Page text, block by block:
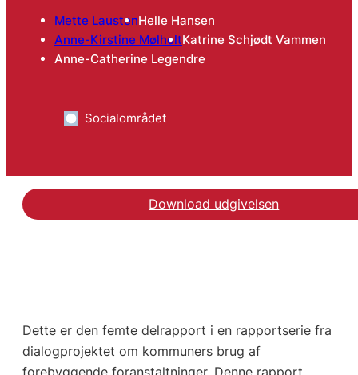
Mette LaustenHelle Hansen
Anne-Kirstine MølholtKatrine Schjødt Vammen
Anne-Catherine Legendre
Socialområdet
Download udgivelsen
Dette er den femte delrapport i en rapportserie fra
dialogprojektet om kommuners brug af
forebyggende foranstaltninger. Denne rapport